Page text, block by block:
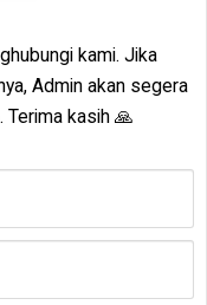
kami. Jika
Admin akan segera
kasih 🙏